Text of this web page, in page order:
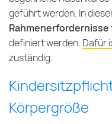
geführt werden. In
definiert werden. Dafür
zuständig.
Körpergröße